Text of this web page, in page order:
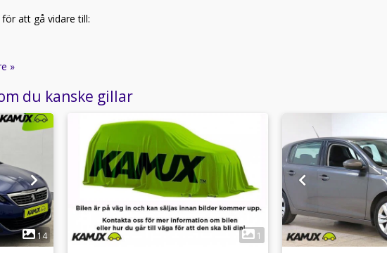
att gå vidare till:
»
du kanske gillar
14
1
1